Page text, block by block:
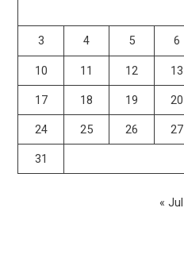
3 4 5 6
10 11 12 13
17 18 19 20
24 25 26 27
31
« Jul